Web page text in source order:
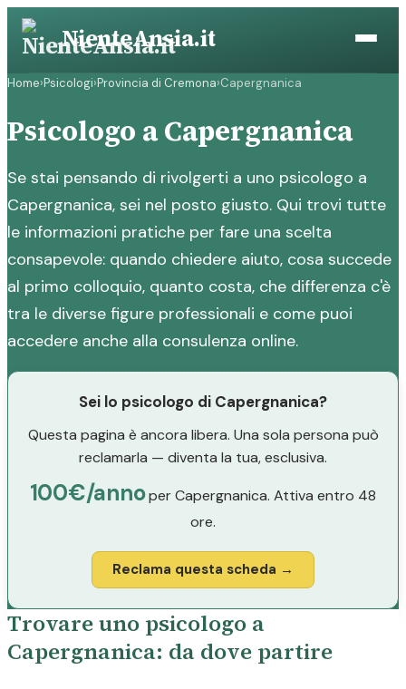
Vai
contenuto
NienteAnsia.it
Home›Psicologi›Provincia di Cremona›Capergnanica
Psicologo a Capergnanica
Se stai pensando di rivolgerti a uno psicologo a
Capergnanica, sei nel posto giusto. Qui trovi tutte
le informazioni pratiche per fare una scelta
consapevole: quando chiedere aiuto, cosa succede
al primo colloquio, quanto costa, che differenza c'è
tra le diverse figure professionali e come puoi
accedere anche alla consulenza online.
Sei lo psicologo di Capergnanica?
Questa pagina è ancora libera. Una sola persona può
reclamarla — diventa la tua, esclusiva.
100€/annoper Capergnanica. Attiva entro 48
ore.
Reclama questa scheda →
Trovare uno psicologo a
Capergnanica: da dove partire